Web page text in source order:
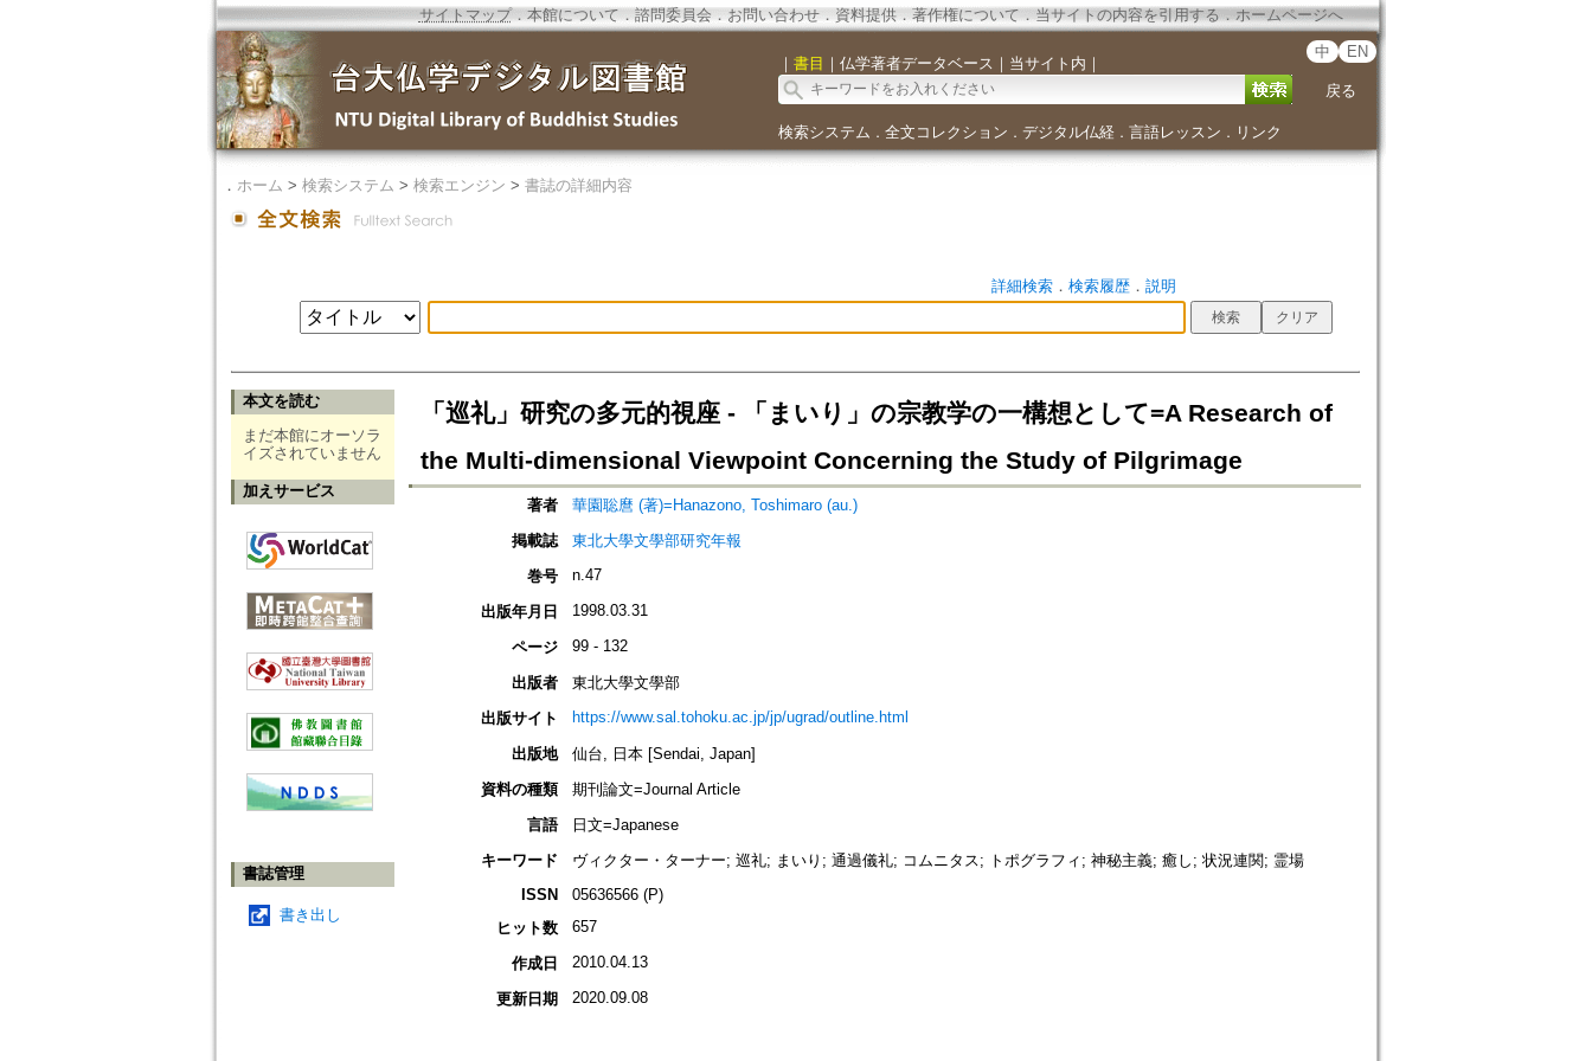
サイトマップ．本館について ． 諮問委員会． お問い合わせ． 資料提供． 著作権について．当サイトの内容を引用する ． ホームページへ
｜ 書目 ｜ 仏学著者データベース ｜ 当サイト内 ｜
中 EN
戻る
検索システム ． 全文コレクション ． デジタル仏経． 言語レッスン ． リンク
． ホーム > 検索システム > 検索エンジン > 書誌の詳細内容
詳細検索． 検索履歴． 説明
本文を読む
まだ本館にオーソラ
イズされていません
加えサービス
書誌管理
書き出し
「巡礼」研究の多元的視座 - 「まいり」の宗教学の一構想として=A Research of
the Multi-dimensional Viewpoint Concerning the Study of Pilgrimage
著者
華園聡麿 (著)=Hanazono, Toshimaro (au.)
掲載誌
東北大學文學部研究年報
巻号
n.47
出版年月日 1998.03.31
ページ 99 - 132
出版者
東北大學文學部
出版サイト
https://www.sal.tohoku.ac.jp/jp/ugrad/outline.html
出版地
仙台, 日本 [Sendai, Japan]
資料の種類
期刊論文=Journal Article
言語
日文=Japanese
キーワード
ヴィクター・ターナー; 巡礼; まいり; 通過儀礼; コムニタス; トポグラフィ; 神秘主義; 癒し; 状況連関; 霊場
ISSN
05636566 (P)
ヒット数
657
作成日 2010.04.13
更新日期 2020.09.08